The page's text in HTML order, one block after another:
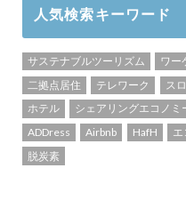
人気検索キーワード
サステナブルツーリズム ワー
二拠点居住
テレワーク ス
ホテル
シェアリングエコノミ
ADDress
Airbnb HafH
脱炭素